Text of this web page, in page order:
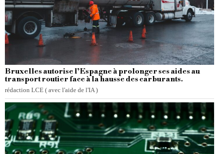
Bruxelles autorise l’Espagne à prolonger ses aides au
transport routier face à la hausse des carburants.
rédaction LCE ( avec l'aide de l'IA )